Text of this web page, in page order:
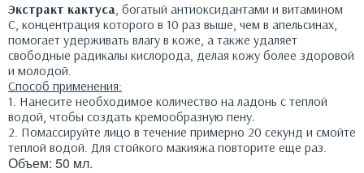
Экстракт кактуса, богатый антиоксидантами и витамином
С, концентрация которого в 10 раз выше, чем в апельсинах,
помогает удерживать влагу в коже, а также удаляет
свободные радикалы кислорода, делая кожу более здоровой
и молодой.
Способ применения:
1. Нанесите необходимое количество на ладонь с теплой
водой, чтобы создать кремообразную пену.
2. Помассируйте лицо в течение примерно 20 секунд и смойте
теплой водой. Для стойкого макияжа повторите еще раз.
Объем: 50 мл.